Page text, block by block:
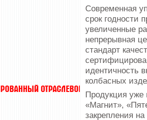
Современная
срок годности
увеличенные
непрерывная
стандарт
идентичность
колбасных
Продукция уже
«Магнит»,
закрепления